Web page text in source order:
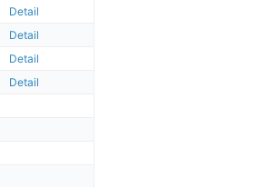
Detail
Detail
Detail
Detail